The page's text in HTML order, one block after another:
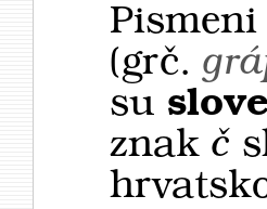
(grč.
su slove
znak č